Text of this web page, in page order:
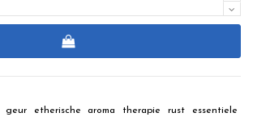
geur etherische aroma therapie rust
essentiele